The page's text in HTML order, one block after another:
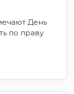
День
по праву